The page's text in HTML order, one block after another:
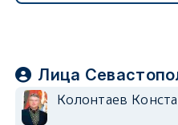
Лица
Колонтаев